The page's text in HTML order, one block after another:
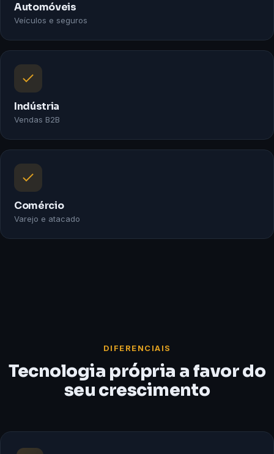
Automóveis
Veículos e seguros
Indústria
Vendas B2B
Comércio
Varejo e atacado
DIFERENCIAIS
Tecnologia própria a favor do
seu crescimento